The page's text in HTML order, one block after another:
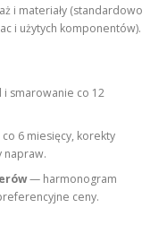
i materiały (standardowo
i użytych komponentów).
smarowanie co 12
6 miesięcy, korekty
napraw.
— harmonogram
ceny.